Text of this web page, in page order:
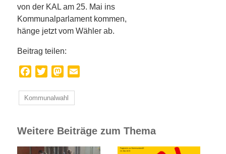
von der KAL am 25. Mai ins
Kommunalparlament kommen,
hänge jetzt vom Wähler ab.
Beitrag teilen:
Facebook
TwitterMastodon
Kommunalwahl
Weitere Beiträge zum Thema